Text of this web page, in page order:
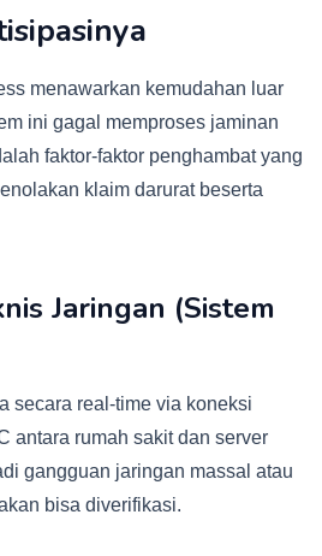
menawarkan kemudahan luar
ini gagal memproses jaminan
faktor-faktor penghambat yang
klaim darurat beserta
Jaringan (Sistem
secara real-time via koneksi
antara rumah sakit dan server
gangguan jaringan massal atau
bisa diverifikasi.